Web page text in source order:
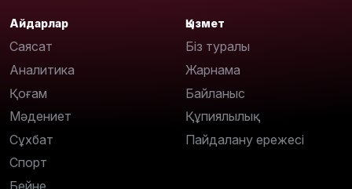
Айдарлар
Саясат
Аналитика
Қоғам
Мәдениет
Сұхбат
Спорт
Қызмет
Біз туралы
Жарнама
Байланыс
Құпиялылық
Пайдалану ережесі